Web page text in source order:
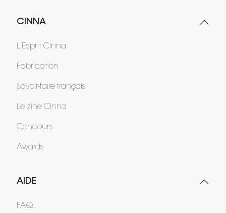
CINNA
L'Esprit Cinna
Fabrication
Savoir-faire français
Le zine Cinna
Concours
Awards
AIDE
FAQ